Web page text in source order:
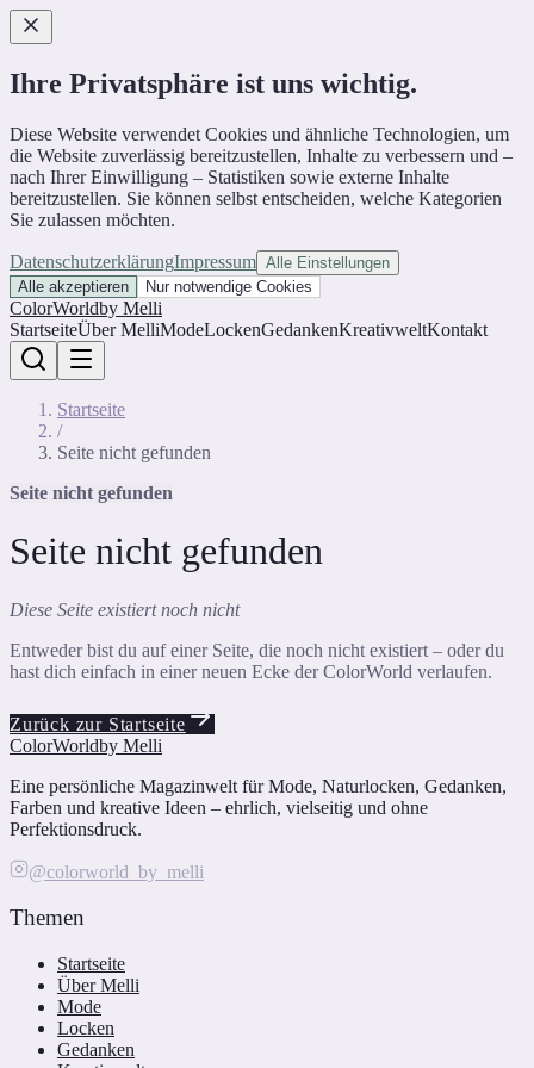
Ihre Privatsphäre ist uns wichtig.
Diese Website verwendet Cookies und ähnliche Technologien, um
die Website zuverlässig bereitzustellen, Inhalte zu verbessern und –
nach Ihrer Einwilligung – Statistiken sowie externe Inhalte
bereitzustellen. Sie können selbst entscheiden, welche Kategorien
Sie zulassen möchten.
DatenschutzerklärungImpressum Alle Einstellungen
Alle akzeptieren
Nur notwendige Cookies
ColorWorldby Melli
StartseiteÜber MelliModeLockenGedankenKreativweltKontakt
Startseite
/
Seite nicht gefunden
Seite nicht gefunden
Seite nicht gefunden
Diese Seite existiert noch nicht
Entweder bist du auf einer Seite, die noch nicht existiert – oder du
hast dich einfach in einer neuen Ecke der ColorWorld verlaufen.
Zurück zur Startseite
ColorWorldby Melli
Eine persönliche Magazinwelt für Mode, Naturlocken, Gedanken,
Farben und kreative Ideen – ehrlich, vielseitig und ohne
Perfektionsdruck.
@colorworld_by_melli
Themen
Startseite
Über Melli
Mode
Locken
Gedanken